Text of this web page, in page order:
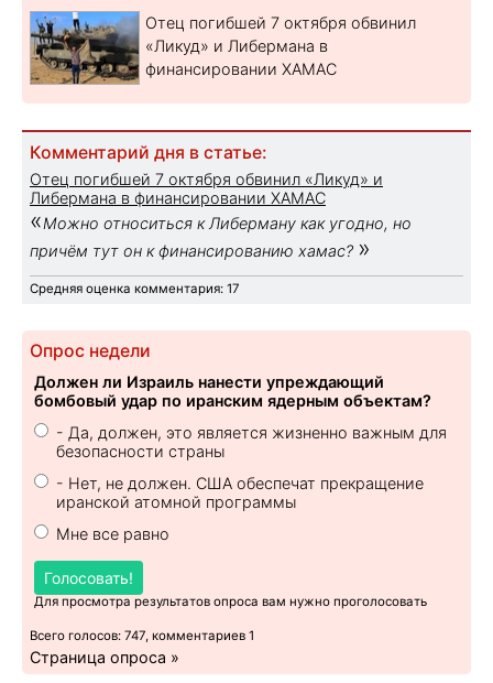
Отец погибшей 7 октября обвинил
«Ликуд» и Либермана в
финансировании ХАМАС
Комментарий дня в статье:
Отец погибшей 7 октября обвинил «Ликуд» и
Либермана в финансировании ХАМАС
«Можно относиться к Либерману как угодно, но
причём тут он к финансированию хамас? »
Средняя оценка комментария: 17
Опрос недели
Должен ли Израиль нанести упреждающий
бомбовый удар по иранским ядерным объектам?
- Да, должен, это является жизненно важным для
безопасности страны
- Нет, не должен. США обеспечат прекращение
иранской атомной программы
Мне все равно
Голосовать!
Для просмотра результатов опроса вам нужно проголосовать
Всего голосов: 747, комментариев 1
Страница опроса »